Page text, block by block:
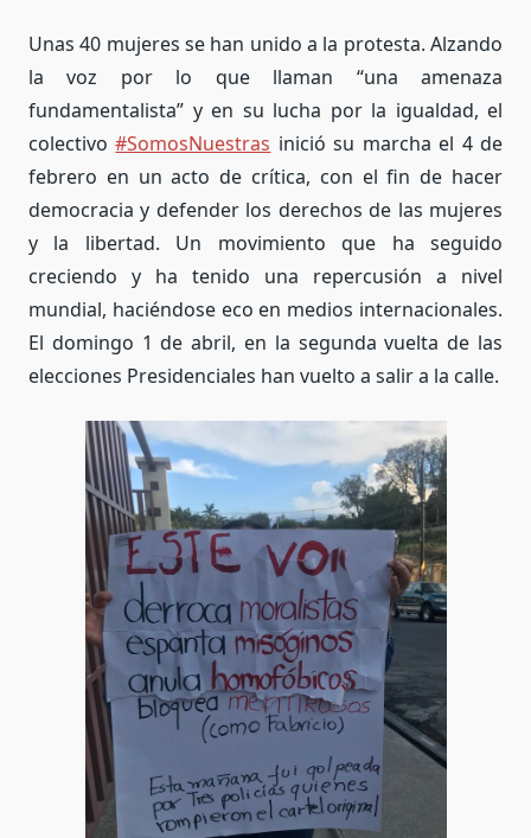
Unas 40 mujeres se han unido a la protesta. Alzando
la voz por lo que llaman “una amenaza
fundamentalista” y en su lucha por la igualdad, el
colectivo#SomosNuestras inició su marcha el 4 de
febrero en un acto de crítica, con el fin de hacer
democracia y defender los derechos de las mujeres
y la libertad. Un movimiento que ha seguido
creciendo y ha tenido una repercusión a nivel
mundial, haciéndose eco en medios internacionales.
El domingo 1 de abril, en la segunda vuelta de las
elecciones Presidenciales han vuelto a salir a la calle.